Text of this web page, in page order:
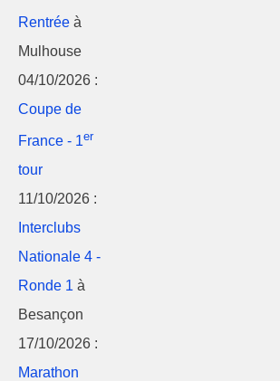
Rentrée à
Mulhouse
04/10/2026 :
Coupe de
France - 1er
tour
11/10/2026 :
Interclubs
Nationale 4 -
Ronde 1 à
Besançon
17/10/2026 :
Marathon